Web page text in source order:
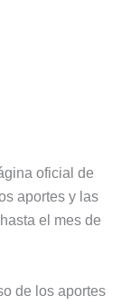
oficial de
aportes y las
el mes de
de los aportes